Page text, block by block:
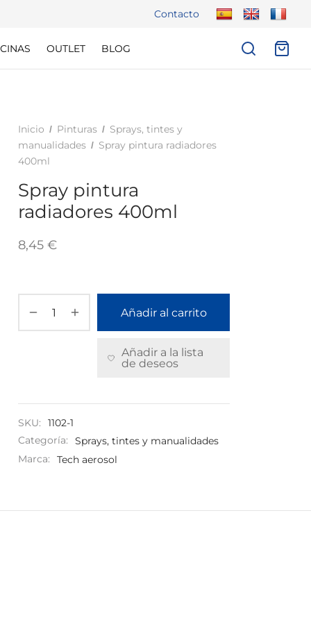
Contacto
OUTLET BLOG
Inicio / Pinturas / Sprays, tintes y
manualidades / Spray pintura radiadores
400ml
Spray pintura
radiadores 400ml
8,45 €
Añadir al carrito
Añadir a la lista
de deseos
SKU:
1102-1
Categoría:
Sprays, tintes y manualidades
Marca:
Tech aerosol